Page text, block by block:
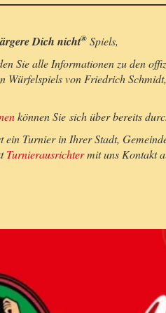
Dich nicht® Spiels,
Sie alle Informationen zu den
Würfelspiels von Friedrich
können Sie sich über bereits
ein Turnier in Ihrer Stadt,
Turnierausrichtermit uns Kontakt